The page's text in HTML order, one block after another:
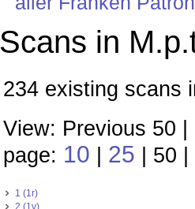
Scans in
234 existing scans
View: Previous 50 |
page: 10 25 | 50 |
1 (1r)
2 (1v)